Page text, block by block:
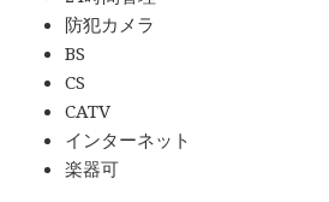
防犯カメラ
BS
CS
CATV
インターネット
楽器可